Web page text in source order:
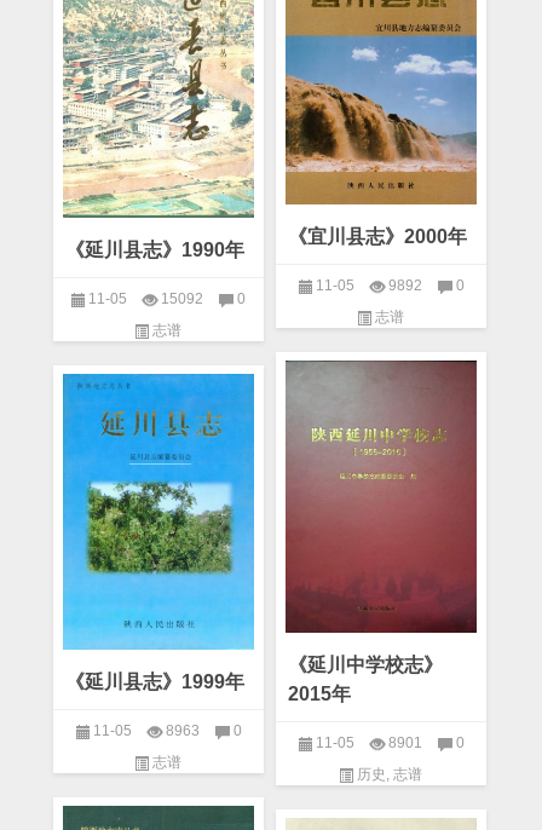
《宜川县志》2000年
11-05 9892
0
志谱
《延川县志》1990年
11-05 15092
0
志谱
《延川中学校志》
2015年
11-05 8901
0
历史 ,志谱
《延川县志》1999年
11-05 8963
0
志谱